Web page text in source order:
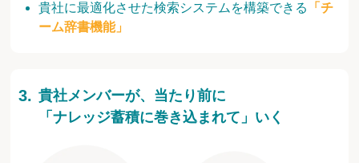
貴社に最適化させた検索システムを構築できる
「チ
ーム辞書機能」
貴社メンバーが、当たり前に
「ナレッジ蓄積に巻き込まれて」いく